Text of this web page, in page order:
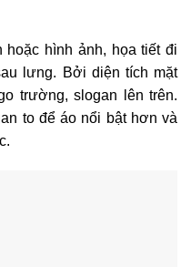
hình ảnh, họa tiết đi
lưng. Bởi diện tích mặt
trường, slogan lên trên.
to để áo nổi bật hơn và